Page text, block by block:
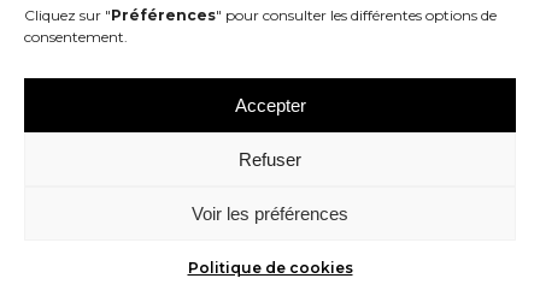
Cliquez sur "Préférences" pour consulter les différentes options de
consentement.
Accepter
Refuser
Voir les préférences
Politique de cookies
RETROUVEZ-NOUS SUR :
Copyright 2022 – Tous droits réservés –Mentions légales